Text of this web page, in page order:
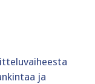
ja